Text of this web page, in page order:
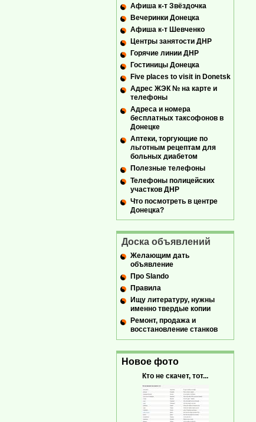
Афиша к-т Звёздочка
Вечеринки Донецка
Афиша к-т Шевченко
Центры занятости ДНР
Горячие линии ДНР
Гостиницы Донецка
Five places to visit in Donetsk
Адрес ЖЭК № на карте и
телефоны
Адреса и номера
бесплатных таксофонов в
Донецке
Аптеки, торгующие по
льготным рецептам для
больных диабетом
Полезные телефоны
Телефоны полицейских
участков ДНР
Что посмотреть в центре
Донецка?
Доска объявлений
Желающим дать
объявление
Про Slando
Правила
Ищу литературу, нужны
именно твердые копии
Ремонт, продажа и
восстановление станков
Новое фото
Кто не скачет, тот...